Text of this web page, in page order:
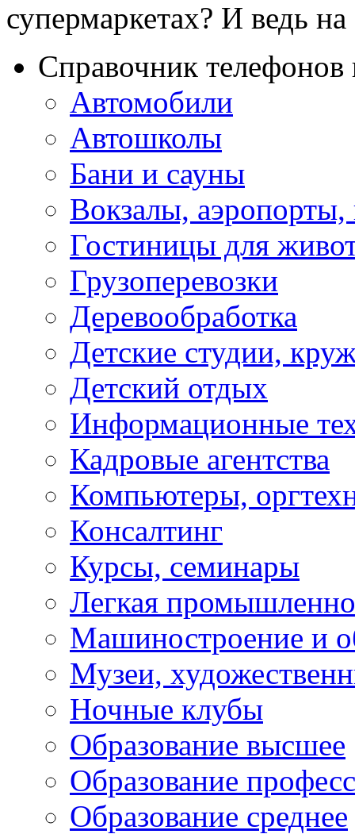
супермаркетах? И ведь на
Справочник
Автомобили
Автошколы
Бани и сауны
Вокзалы,
Гостиницы для
Грузоперевозки
Деревообработка
Детские студии,
Детский отдых
Информационные
Кадровые агентства
Компьютеры,
Консалтинг
Курсы, семинары
Легкая
Машиностроение и
Музеи,
Ночные клубы
Образование высшее
Образование
Образование среднее